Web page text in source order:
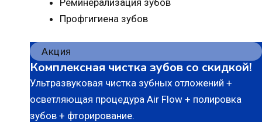
Реминерализация зубов
Профгигиена зубов
Акция
Комплексная чистка зубов со скидкой!
Ультразвуковая чистка зубных отложений +
осветляющая процедура Air Flow + полировка
зубов + фторирование.